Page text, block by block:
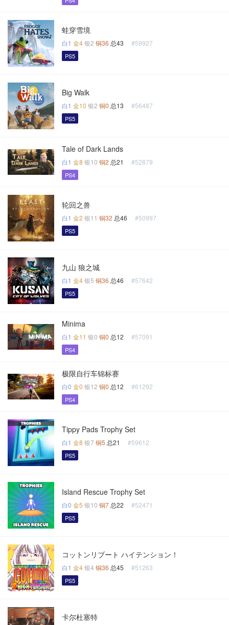
蛙穿雪境
白1 金4银2 铜36 总43 #59927
PS5
Big Walk
白1 金10 银2 铜0 总13 #56487
PS5
Tale of Dark Lands
白1 金8 银10 铜2 总21 #52879
PS4
轮回之兽
白1 金2 银11 铜32 总46 #50997
PS5
九山 狼之城
白1 金4银5 铜36 总46 #57642
PS5
Minima
白1 金11 银0 铜0 总12 #57091
PS4
极限自行车锦标赛
白0 金0 银12 铜0 总12 #61292
PS4
Tippy Pads Trophy Set
白1 金8 银7 铜5 总21 #59612
PS5
Island Rescue Trophy Set
白0 金5 银10 铜7 总22 #52471
PS5
コットンリブート ハイテンション！
白1 金4银4 铜36 总45 #51263
PS5
卡尔杜塞特